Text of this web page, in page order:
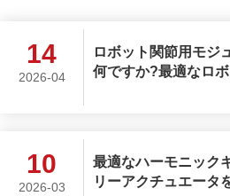
14
2026-04
ロボット関節用モジ
何ですか?最適なロ
10
2026-03
最適なハーモニック
リーアクチュエータ